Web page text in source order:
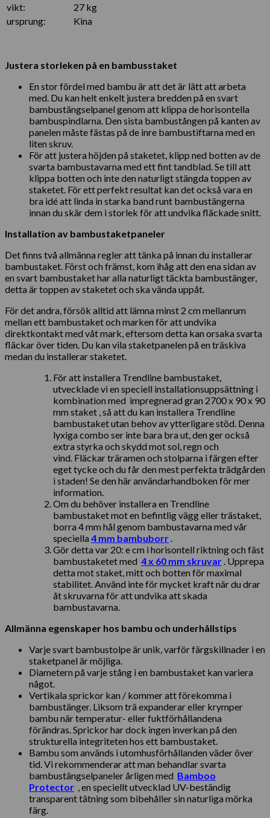
vikt:
27 kg
ursprung:
Kina
Justera storleken på en bambusstaket
En stor fördel med bambu är att det är lätt att arbeta
med. Du kan helt enkelt justera bredden på en svart
bambustängselpanel genom att klippa de horisontella
bambuspindlarna. Den sista bambustången på kanten av
panelen måste fästas på de inre bambustiftarna med en
liten skruv.
För att justera höjden på staketet, klipp ned botten av de
svarta bambustavarna med ett fint tandblad. Se till att
klippa botten och inte den naturligt stängda toppen av
staketet. För ett perfekt resultat kan det också vara en
bra idé att linda in starka band runt bambustängerna
innan du skär dem i storlek för att undvika fläckade snitt.
Installation av bambustaketpaneler
Det finns två allmänna regler att tänka på innan du installerar
bambustaket. Först och främst, kom ihåg att den ena sidan av
en svart bambustaket har alla naturligt täckta bambustänger,
detta är toppen av staketet och ska vända uppåt.
För det andra, försök alltid att lämna minst 2 cm mellanrum
mellan ett bambustaket och marken för att undvika
direktkontakt med våt mark, eftersom detta kan orsaka svarta
fläckar över tiden. Du kan vila staketpanelen på en träskiva
medan du installerar staketet.
För att installera Trendline bambustaket,
utvecklade vi en speciell installationsuppsättning i
kombination med impregnerad gran 2700 x 90 x 90
mm staket , så att du kan installera Trendline
bambustaket utan behov av ytterligare stöd. Denna
lyxiga combo ser inte bara bra ut, den ger också
extra styrka och skydd mot sol, regn och
vind. Fläckar träramen och stolparna i färgen efter
eget tycke och du får den mest perfekta trädgården
i staden! Se den här användarhandboken för mer
information.
Om du behöver installera en Trendline
bambustaket mot en befintlig vägg eller trästaket,
borra 4 mm hål genom bambustavarna med vår
speciella 4 mm bambuborr .
Gör detta var 20: e cm i horisontell riktning och fäst
bambustaketet med 4 x 60 mm skruvar . Upprepa
detta mot staket, mitt och botten för maximal
stabilitet. Använd inte för mycket kraft när du drar
åt skruvarna för att undvika att skada
bambustavarna.
Allmänna egenskaper hos bambu och underhållstips
Varje svart bambustolpe är unik, varför färgskillnader i en
staketpanel är möjliga.
Diametern på varje stång i en bambustaket kan variera
något.
Vertikala sprickor kan / kommer att förekomma i
bambustänger. Liksom trä expanderar eller krymper
bambu när temperatur- eller fuktförhållandena
förändras. Sprickor har dock ingen inverkan på den
strukturella integriteten hos ett bambustaket.
Bambu som används i utomhusförhållanden väder över
tid. Vi rekommenderar att man behandlar svarta
bambustängselpaneler årligen med Bamboo
Protector , en speciellt utvecklad UV-beständig
transparent tätning som bibehåller sin naturliga mörka
färg.